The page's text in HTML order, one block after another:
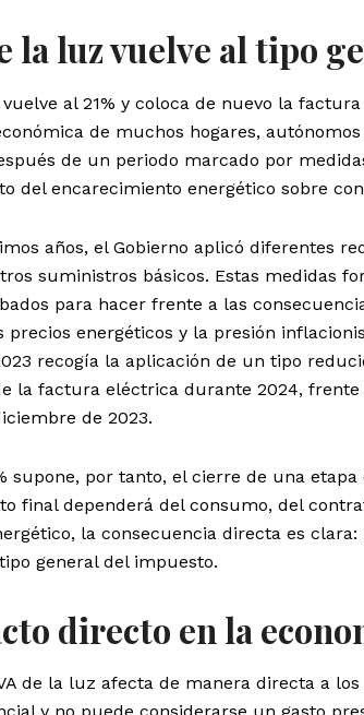
la luz vuelve al tipo
al 21% y coloca de nuevo la
de muchos hogares,
de un periodo marcado por
del encarecimiento energético sobre
años, el Gobierno aplicó diferentes
suministros básicos. Estas medidas
para hacer frente a las
precios energéticos y la presión
recogía la aplicación de un tipo
la factura eléctrica durante 2024,
de 2023.
supone, por tanto, el cierre de una
final dependerá del consumo, del
la consecuencia directa es
general del impuesto.
directo en la
de la luz afecta de manera directa a